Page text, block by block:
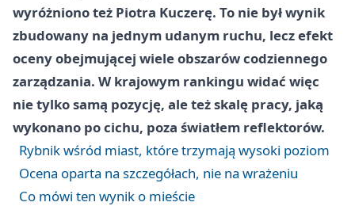
wyróżniono też Piotra Kuczerę. To nie był wynik
zbudowany na jednym udanym ruchu, lecz efekt
oceny obejmującej wiele obszarów codziennego
zarządzania. W krajowym rankingu widać więc
nie tylko samą pozycję, ale też skalę pracy, jaką
wykonano po cichu, poza światłem reflektorów.
Rybnik wśród miast, które trzymają wysoki poziom
Ocena oparta na szczegółach, nie na wrażeniu
Co mówi ten wynik o mieście